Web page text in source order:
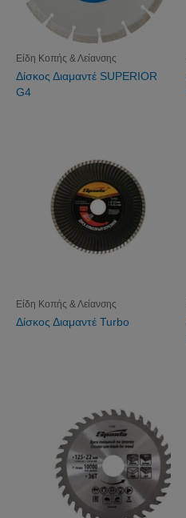
Είδη Κοπής & Λείανσης
Δίσκος Διαμαντέ SUPERIOR
G4
Είδη Κοπής & Λείανσης
Δίσκος Διαμαντέ Turbo